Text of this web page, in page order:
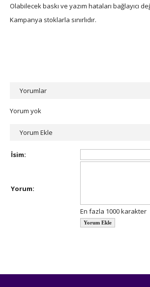
Olabilecek baskı ve yazım hataları bağlayıcı
Kampanya stoklarla sınırlıdır.
Yorumlar
Yorum yok
Yorum Ekle
İsim:
Yorum:
En fazla 1000 karakter